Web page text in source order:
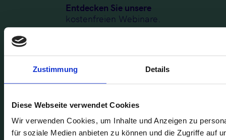
Zustimmung Details
Diese Webseite verwendet Cookies
Wir verwenden Cookies, um Inhalte und Anzeigen zu
für soziale Medien anbieten zu können und die Zugriffe auf
Entdecken Sie unsere
kostenfreien Webinare.
Webinar auswählen